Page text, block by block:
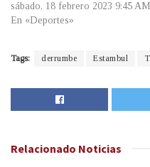
sábado, 18 febrero 2023 9:45 AM
En «Deportes»
Tags: derrumbe Estambul
Relacionado Noticias